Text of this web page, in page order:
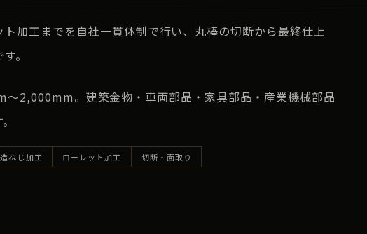
加工までを自社一貫体制で行い、丸棒の切断から最終仕上
。
2,000mm。建築金物・車両部品・家具部品・産業機械部品
ねじ加工 ローレット加工 切断・面取り